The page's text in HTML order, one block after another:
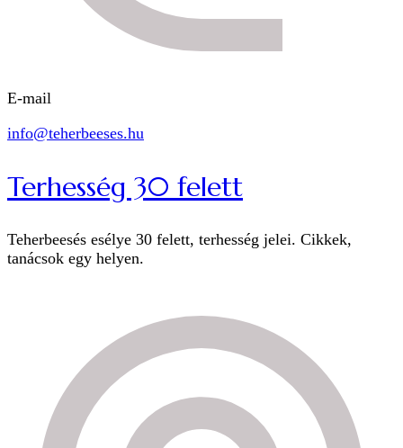
E-mail
info@teherbeeses.hu
Terhesség 30 felett
Teherbeesés esélye 30 felett, terhesség jelei. Cikkek,
tanácsok egy helyen.